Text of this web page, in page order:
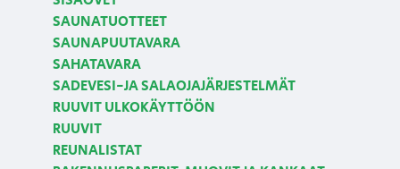
SAUNATUOTTEET
SAUNAPUUTAVARA
SAHATAVARA
SADEVESI-JA SALAOJAJÄRJESTELMÄT
RUUVIT ULKOKÄYTTÖÖN
RUUVIT
REUNALISTAT